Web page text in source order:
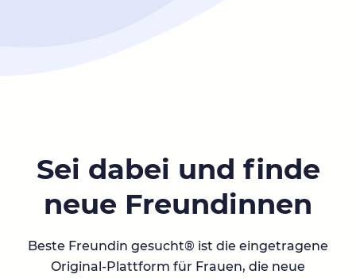
Sei dabei und finde
neue Freundinnen
Beste Freundin gesucht® ist die eingetragene
Original-Plattform für Frauen, die neue